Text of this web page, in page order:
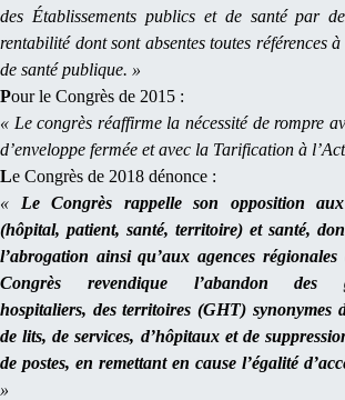
des Établissements publics et de santé par
rentabilité dont sont absentes toutes références
de santé publique. »
Pour le Congrès de 2015 :
« Le congrès réaffirme la nécessité de rompre
d’enveloppe fermée et avec la Tarification à
Le Congrès de 2018 dénonce :
« Le Congrès rappelle son opposition
(hôpital, patient, santé, territoire) et santé,
l’abrogation ainsi qu’aux agences
Congrès revendique l’abandon des
hospitaliers, des territoires (GHT) synonymes
de lits, de services, d’hôpitaux et de
de postes, en remettant en cause l’égalité
»